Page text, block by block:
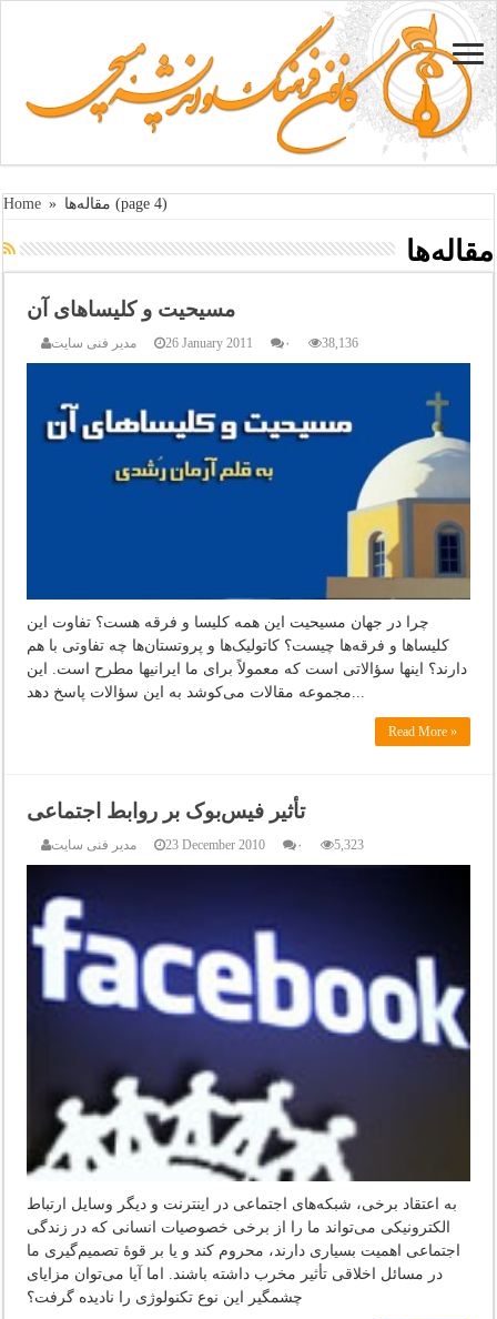
Home » مقاله‌ها (page 4)
مقاله‌ها
مسیحیت و کلیساهای آن
مدیر فنی سایت 26 January 2011 ۰ 38,136
چرا در جهان مسیحیت این همه کلیسا و فرقه هست؟ تفاوت این
کلیساها و فرقه‌ها چیست؟ کاتولیک‌ها و پروتستان‌ها چه تفاوتی با هم
دارند؟ اینها سؤالاتی است که معمولاً برای ما ایرانیها مطرح است. این
مجموعه مقالات می‌کوشد به این سؤالات پاسخ دهد...
Read More »
تأثیر فیس‌بوک بر روابط اجتماعی
مدیر فنی سایت 23 December 2010 ۰ 5,323
به اعتقاد برخی، شبکه‌های اجتماعی در اینترنت و دیگر وسایل ارتباط
الکترونیکی می‌تواند ما را از برخی خصوصیات انسانی که در زندگی
اجتماعی اهمیت بسیاری دارند، محروم کند و یا بر قوۀ تصمیم‌گیری ما
در مسائل اخلاقی تأثیر مخرب داشته باشند. اما آیا می‌توان مزایای
چشمگیر این نوع تکنولوژی را نادیده گرفت؟